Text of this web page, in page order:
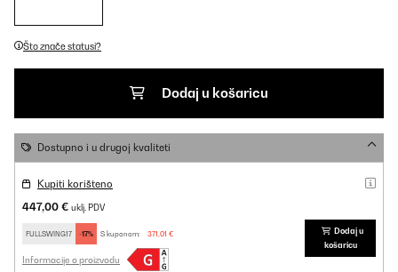
Što znače statusi?
Dodaj u košaricu
Dostupno i u drugoj kvaliteti
Kupiti korišteno
447,00 € uklj. PDV
FULLSWING17 -17% S kuponom: 371,01 €
Informacije o proizvodu
Dodaj u
košaricu